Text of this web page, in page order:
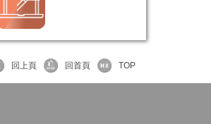
回上頁 回首頁 TOP